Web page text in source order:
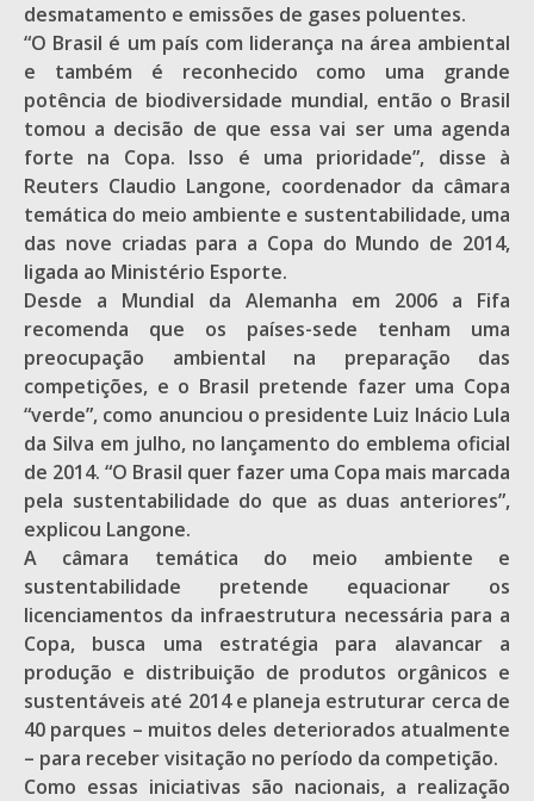
desmatamento e emissões de gases poluentes.
“O Brasil é um país com liderança na área ambiental
e também é reconhecido como uma grande
potência de biodiversidade mundial, então o Brasil
tomou a decisão de que essa vai ser uma agenda
forte na Copa. Isso é uma prioridade”, disse à
Reuters Claudio Langone, coordenador da câmara
temática do meio ambiente e sustentabilidade, uma
das nove criadas para a Copa do Mundo de 2014,
ligada ao Ministério Esporte.
Desde a Mundial da Alemanha em 2006 a Fifa
recomenda que os países-sede tenham uma
preocupação ambiental na preparação das
competições, e o Brasil pretende fazer uma Copa
“verde”, como anunciou o presidente Luiz Inácio Lula
da Silva em julho, no lançamento do emblema oficial
de 2014. “O Brasil quer fazer uma Copa mais marcada
pela sustentabilidade do que as duas anteriores”,
explicou Langone.
A câmara temática do meio ambiente e
sustentabilidade pretende equacionar os
licenciamentos da infraestrutura necessária para a
Copa, busca uma estratégia para alavancar a
produção e distribuição de produtos orgânicos e
sustentáveis até 2014 e planeja estruturar cerca de
40 parques – muitos deles deteriorados atualmente
– para receber visitação no período da competição.
Como essas iniciativas são nacionais, a realização